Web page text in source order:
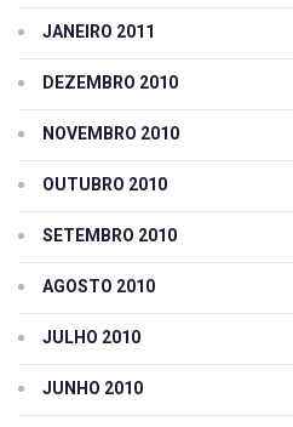
JANEIRO 2011
DEZEMBRO 2010
NOVEMBRO 2010
OUTUBRO 2010
SETEMBRO 2010
AGOSTO 2010
JULHO 2010
JUNHO 2010